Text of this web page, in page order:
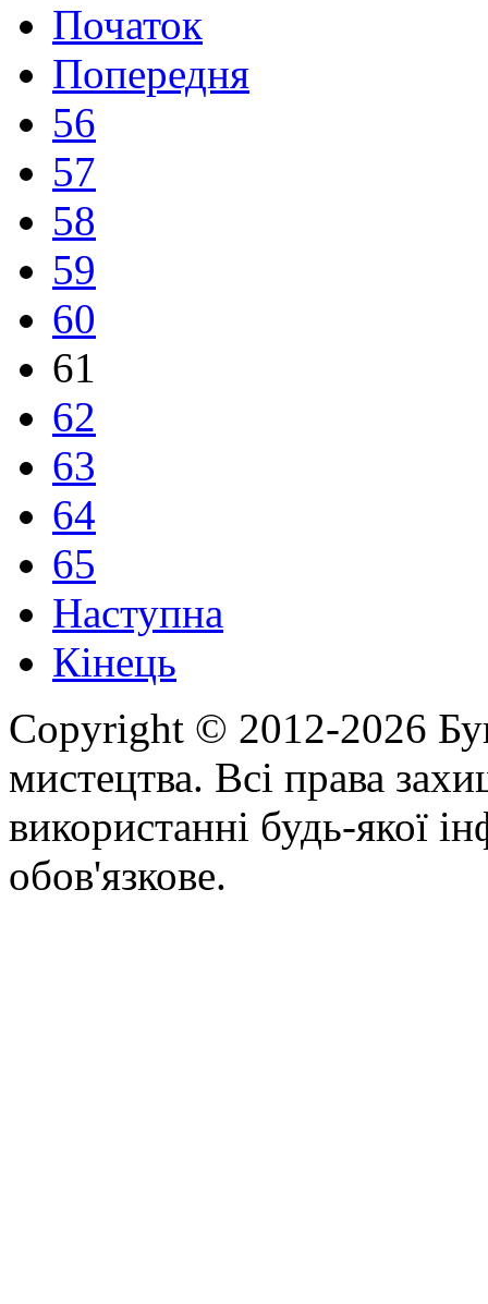
Початок
Попередня
56
57
58
59
60
61
62
63
64
65
Наступна
Кінець
Copyright © 2012-2026
мистецтва. Всі права
використанні будь-якої
обов'язкове.